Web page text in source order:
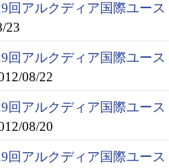
回アルクディア国際ユー
23
回アルクディア国際ユー
08/22
回アルクディア国際ユー
08/20
回アルクディア国際ユー